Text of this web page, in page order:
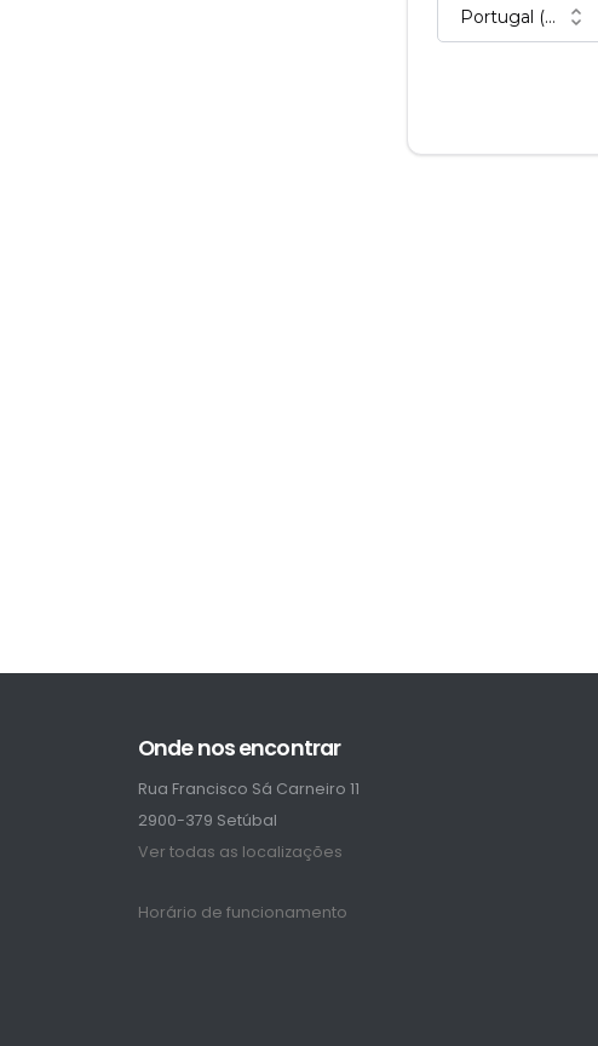
Onde nos encontrar
Rua Francisco Sá Carneiro 11
2900-379 Setúbal
Ver todas as localizações
Horário de funcionamento